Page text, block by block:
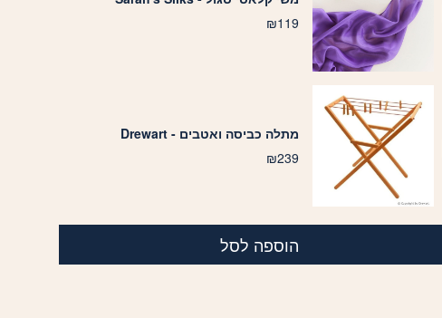
₪119
מתלה כביסה ואטבים - Drewart
₪239
הוספה לסל